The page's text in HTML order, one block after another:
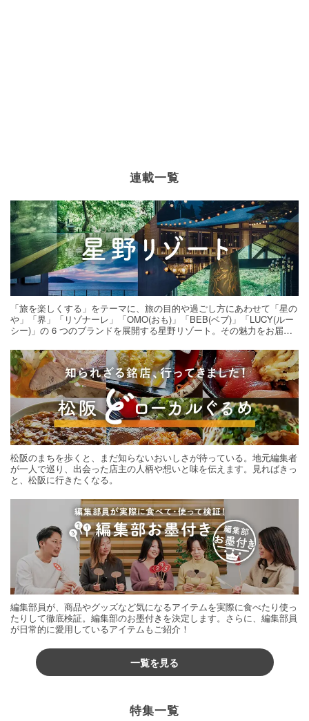
連載一覧
「旅を楽しくする」をテーマに、旅の目的や過ごし方にあわせて「星の
や」「界」「リゾナーレ」「OMO(おも)」「BEB(ベブ)」「LUCY(ルー
シー)」の 6 つのブランドを展開する星野リゾート。その魅力をお届け
松阪のまちを歩くと、まだ知らないおいしさが待っている。地元編集者
が一人で巡り、出会った店主の人柄や想いと味を伝えます。見ればきっ
と、松阪に行きたくなる。
編集部員が、商品やグッズなど気になるアイテムを実際に食べたり使っ
たりして徹底検証。編集部のお墨付きを決定します。さらに、編集部員
が日常的に愛用しているアイテムもご紹介！
一覧を見る
特集一覧